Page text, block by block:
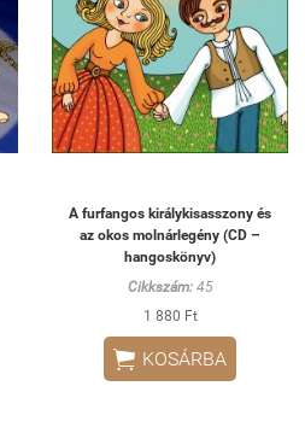
A furfangos királykisasszony és
az okos molnárlegény (CD –
hangoskönyv)
Cikkszám:45
1 880 Ft
 KOSÁRBA